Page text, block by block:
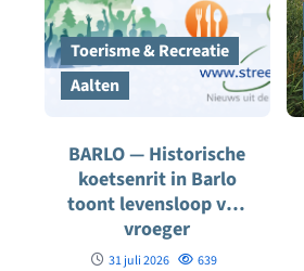
Toerisme & Recreatie
Aalten
BARLO — Historische
koetsenrit in Barlo
toont levensloop van
vroeger
31 juli 2026 639